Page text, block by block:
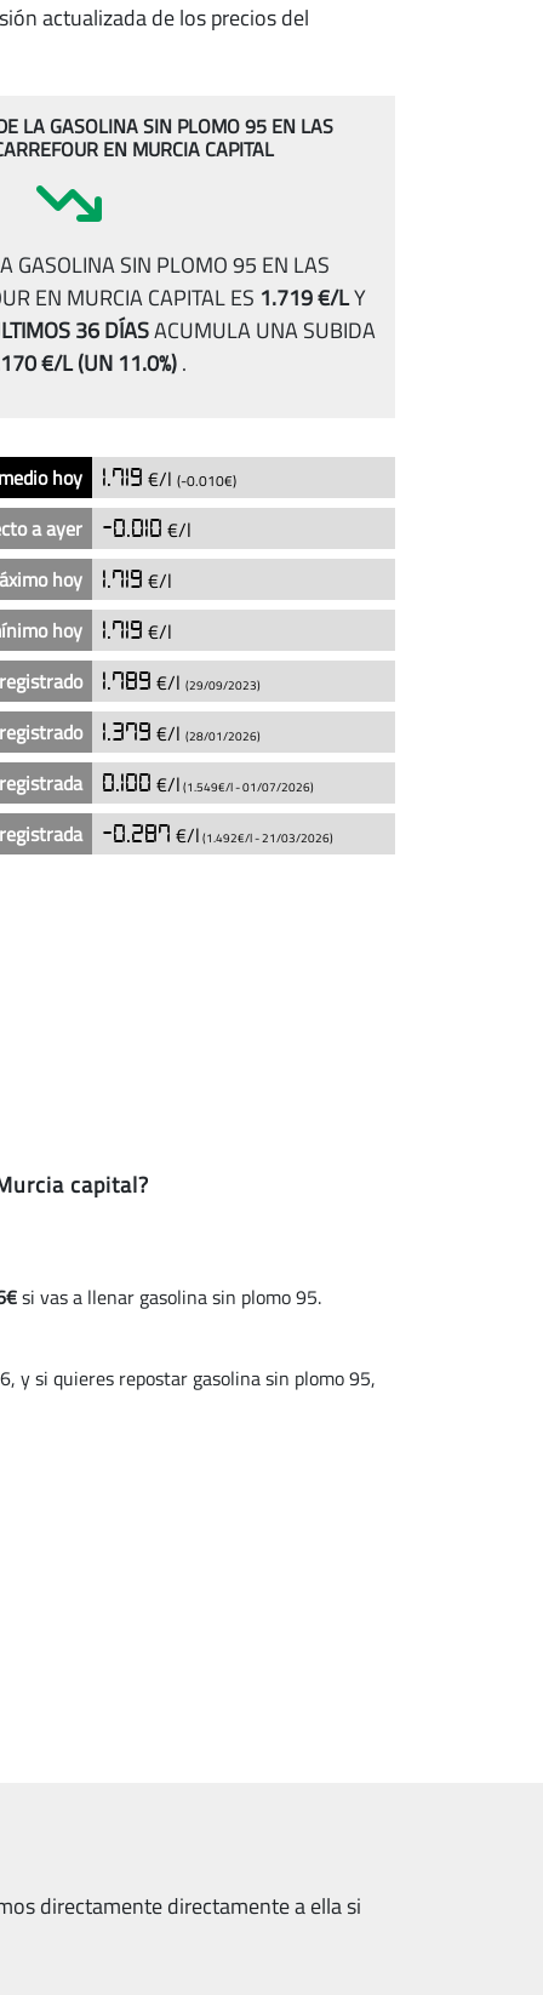
actualizada de los precios del
LA GASOLINA SIN PLOMO 95 EN LAS
EN MURCIA CAPITAL
GASOLINA SIN PLOMO 95 EN LAS
EN MURCIA CAPITAL ES 1.719 €/LY
36 DÍASACUMULA UNA SUBIDA
€/L(UN 11.0%).
hoy 1.719 €/l (-0.010€)
a ayer -0.010 €/l
hoy
1.719 €/l
hoy
1.719 €/l
1.789 €/l (29/09/2023)
1.379 €/l (28/01/2026)
0.100 €/l (1.549€/l -01/07/2026)
-0.287 €/l (1.492€/l -21/03/2026)
capital?
si vas a llenar gasolina sin plomo 95.
y si quieres repostar gasolina sin plomo 95,
directamente directamente a ella si